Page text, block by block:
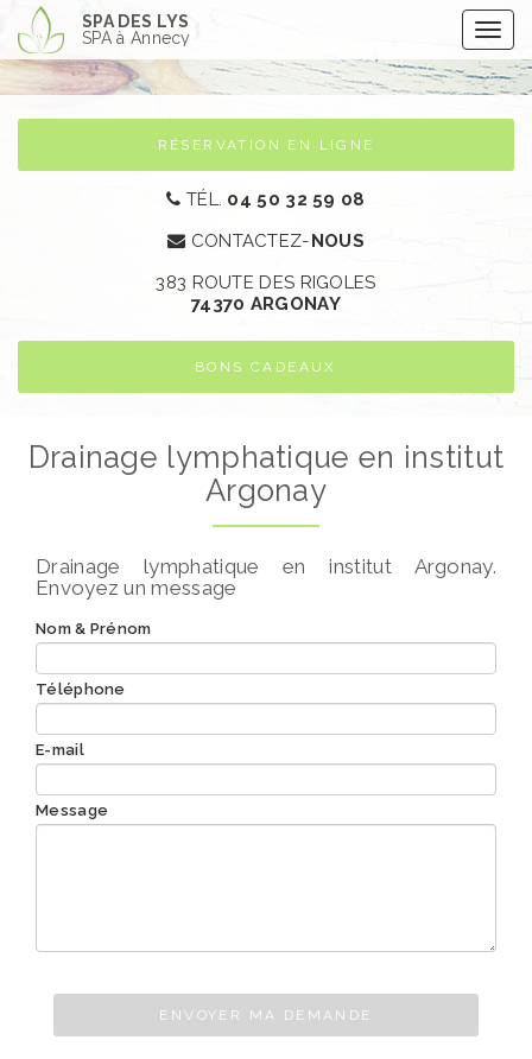
Aller
au
contenu
principal
SPA DES LYS
SPA à Annecy
RÉSERVATION EN LIGNE
TÉL. 04 50 32 59 08
CONTACTEZ-NOUS
383 ROUTE DES RIGOLES
74370 ARGONAY​
BONS CADEAUX
Drainage lymphatique en institut
Argonay
Drainage lymphatique en institut Argonay.
Envoyez un message
Nom & Prénom
Téléphone
E-mail
Message
ENVOYER MA DEMANDE